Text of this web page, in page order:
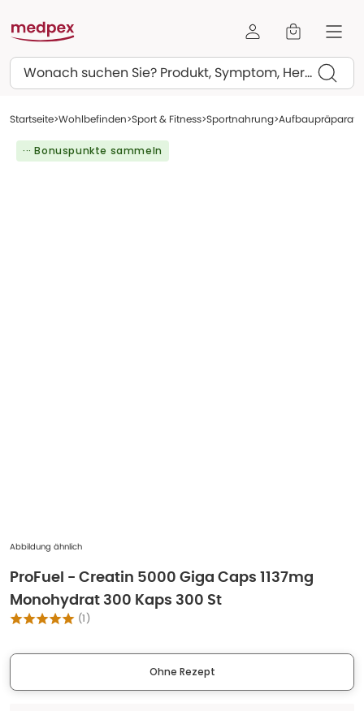
Suchen
Startseite Wohlbefinden Sport & Fitness Sportnahrung Aufbaupräparate
··· Bonuspunkte sammeln
Abbildung ähnlich
ProFuel - Creatin 5000 Giga Caps 1137mg
Monohydrat 300 Kaps 300 St
(1)
Ohne Rezept